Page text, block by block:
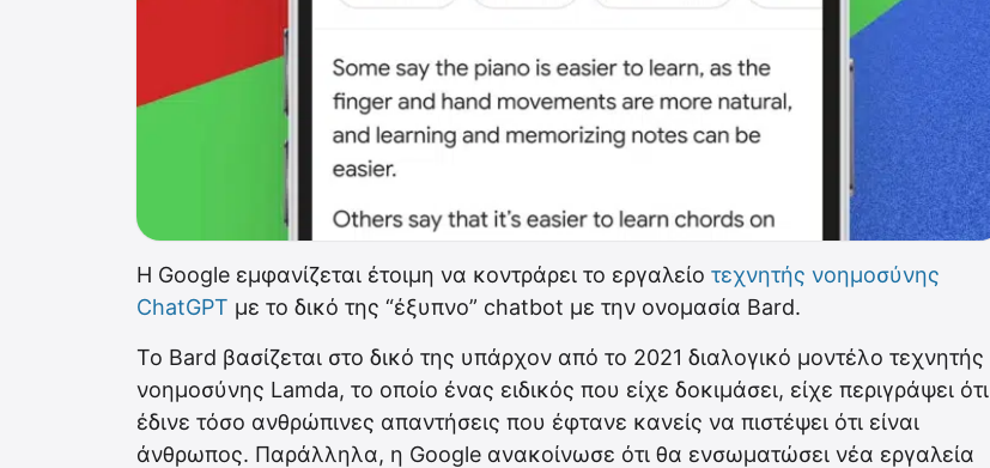
Η Google εμφανίζεται έτοιμη να κοντράρει το εργαλείο τεχνητής νοημοσύνης
ChatGPT με το δικό της “έξυπνο” chatbot με την ονομασία Bard.
Το Bard βασίζεται στο δικό της υπάρχον από το 2021 διαλογικό μοντέλο τεχνητής
νοημοσύνης Lamda, το οποίο ένας ειδικός που είχε δοκιμάσει, είχε περιγράψει ότι
έδινε τόσο ανθρώπινες απαντήσεις που έφτανε κανείς να πιστέψει ότι είναι
άνθρωπος. Παράλληλα, η Google ανακοίνωσε ότι θα ενσωματώσει νέα εργαλεία